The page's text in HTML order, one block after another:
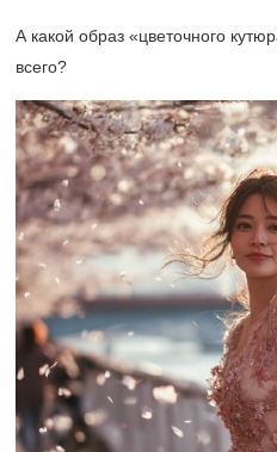
А какой образ «цветочного
всего?